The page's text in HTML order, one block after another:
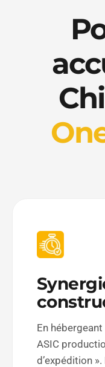
En
ASIC
d’expédition